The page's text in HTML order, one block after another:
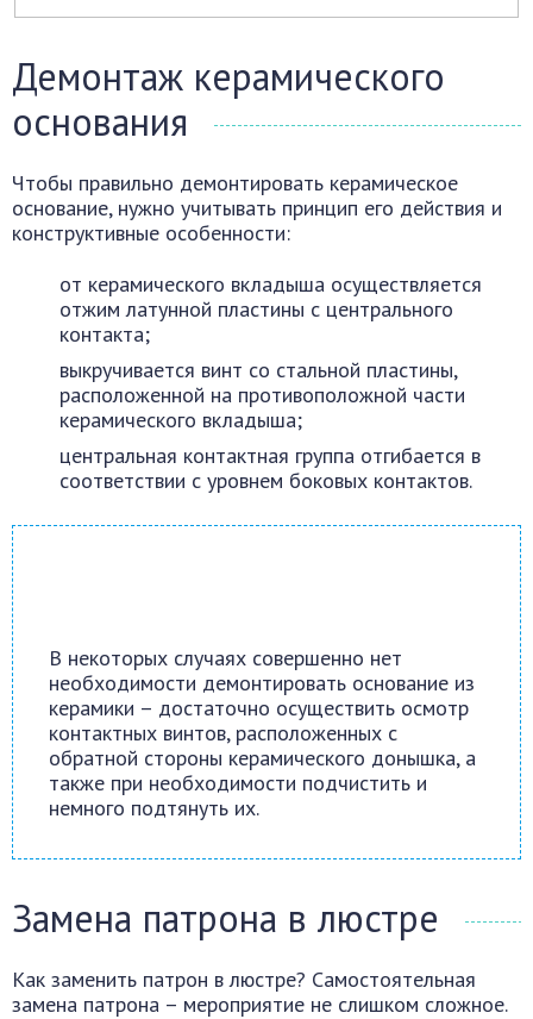
Демонтаж керамического
основания
Чтобы правильно демонтировать керамическое
основание, нужно учитывать принцип его действия и
конструктивные особенности:
от керамического вкладыша осуществляется
отжим латунной пластины с центрального
контакта;
выкручивается винт со стальной пластины,
расположенной на противоположной части
керамического вкладыша;
центральная контактная группа отгибается в
соответствии с уровнем боковых контактов.
В некоторых случаях совершенно нет
необходимости демонтировать основание из
керамики – достаточно осуществить осмотр
контактных винтов, расположенных с
обратной стороны керамического донышка, а
также при необходимости подчистить и
немного подтянуть их.
Замена патрона в люстре
Как заменить патрон в люстре? Самостоятельная
замена патрона – мероприятие не слишком сложное.